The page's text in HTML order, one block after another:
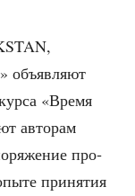
объ­яв­ля­ют
«Вре­мя
авто­рам
про­
при­ня­тия